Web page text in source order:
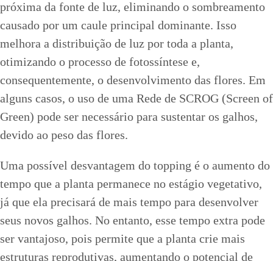
próxima da fonte de luz, eliminando o sombreamento
causado por um caule principal dominante. Isso
melhora a distribuição de luz por toda a planta,
otimizando o processo de fotossíntese e,
consequentemente, o desenvolvimento das flores. Em
alguns casos, o uso de uma Rede de SCROG (Screen of
Green) pode ser necessário para sustentar os galhos,
devido ao peso das flores.
Uma possível desvantagem do topping é o aumento do
tempo que a planta permanece no estágio vegetativo,
já que ela precisará de mais tempo para desenvolver
seus novos galhos. No entanto, esse tempo extra pode
ser vantajoso, pois permite que a planta crie mais
estruturas reprodutivas, aumentando o potencial de